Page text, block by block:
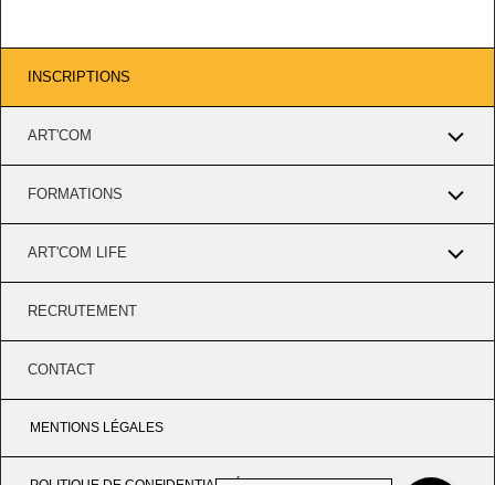
INSCRIPTIONS
ART'COM
FORMATIONS
ART'COM LIFE
RECRUTEMENT
CONTACT
MENTIONS LÉGALES